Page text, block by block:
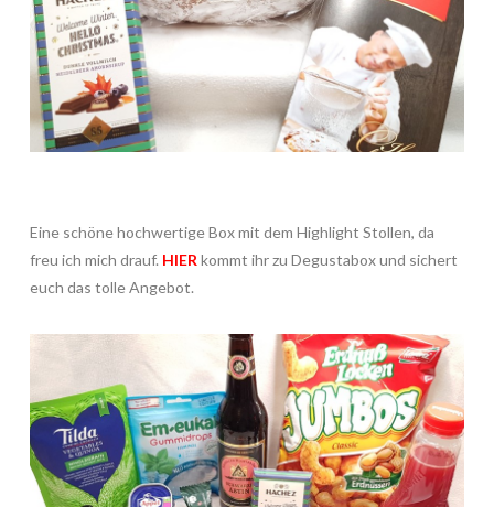
Eine schöne hochwertige Box mit dem Highlight Stollen, da
freu ich mich drauf. HIER kommt ihr zu Degustabox und sichert
euch das tolle Angebot.